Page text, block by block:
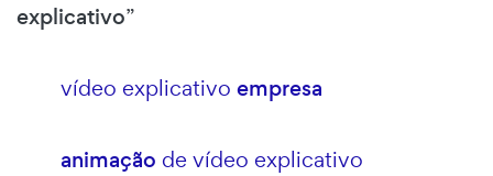
explicativo”
vídeo explicativo empresa
animação de vídeo explicativo